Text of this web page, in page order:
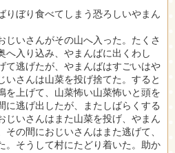
ぼり食べてしまう恐ろしいやまん
いさんがその山へ入った。たくさ
へ入り込み、やまんばに出くわし
て逃げたが、やまんばはすごいはや
いさんは山菜を投げ捨てた。すると
を上げて、山菜怖い山菜怖いと頭を
に逃げ出したが、またしばらくする
じいさんはまた山菜を投げ、やまん
の間におじいさんはまた逃げて、
。そうして村にたどり着いた。助か